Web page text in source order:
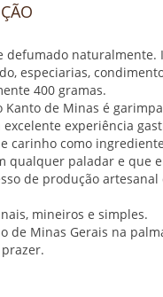
defumado naturalmente.
especiarias,
400 gramas.
Kanto de Minas é
experiência
carinho como
qualquer paladar e que
de produção
mineiros e simples.
de Minas Gerais na